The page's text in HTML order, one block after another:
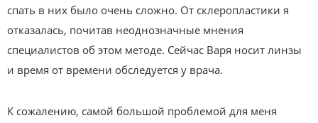
спать в них было очень сложно. От склеропластики я
отказалась, почитав неоднозначные мнения
специалистов об этом методе. Сейчас Варя носит линзы
и время от времени обследуется у врача.
К сожалению, самой большой проблемой для меня